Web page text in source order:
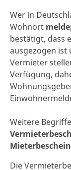
Wer in
Wohnort
bestätigt, dass
ausgezogen ist
Vermieter
Verfügung,
Weitere
Die